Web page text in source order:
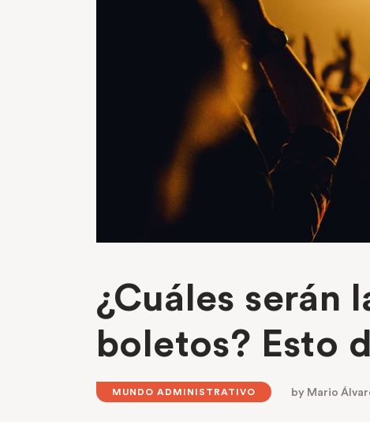
¿Cuáles serán
boletos? Esto
MUNDO ADMINISTRATIVO by Mario